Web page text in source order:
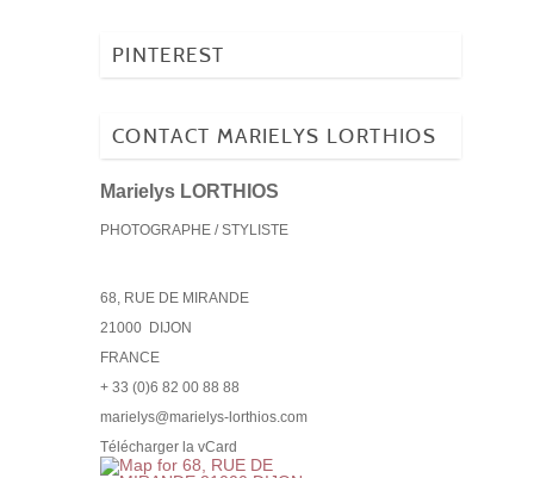
PINTEREST
CONTACT MARIELYS LORTHIOS
Marielys LORTHIOS
PHOTOGRAPHE / STYLISTE
68, RUE DE MIRANDE
21000 DIJON
FRANCE
+ 33 (0)6 82 00 88 88
marielys@marielys-lorthios.com
Télécharger la vCard